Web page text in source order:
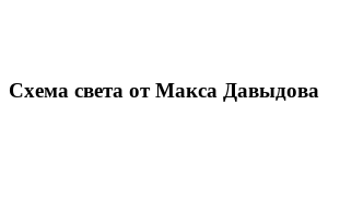
Схема света от Макса Давыдова